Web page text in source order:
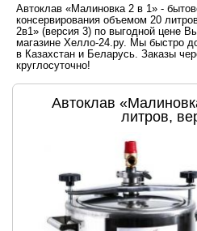
Автоклав «Малиновка 2 в 1» -
консервирования объемом 20
2в1» (версия 3) по выгодной цене
магазине Хелло-24.ру. Мы быстро
в Казахстан и Беларусь. Заказы
круглосуточно!
Автоклав
литров,